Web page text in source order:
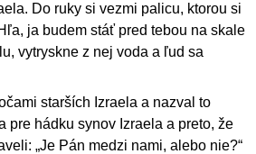
Do ruky si vezmi palicu, ktorou si
ja budem stáť pred tebou na skale
vytryskne z nej voda a ľud sa
starších Izraela a nazval to
pre hádku synov Izraela a preto, že
„Je Pán medzi nami, alebo nie?“